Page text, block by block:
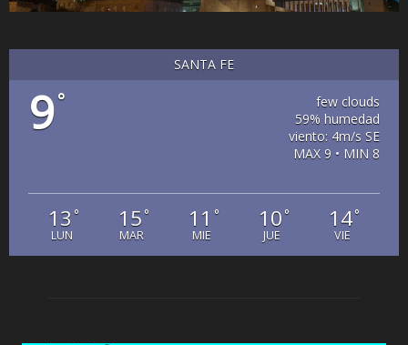
SANTA FE
9°
few clouds
59% humedad
viento: 4m/s SE
MAX 9 • MIN 8
13 °
LUN
15°
MAR
11 °
MIE
10°
JUE
14°
VIE